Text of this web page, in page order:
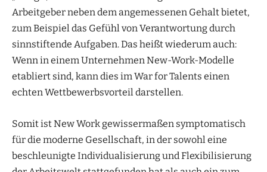
Arbeitgeber neben dem angemessenen Gehalt bietet,
zum Beispiel das Gefühl von Verantwortung durch
sinnstiftende Aufgaben. Das heißt wiederum auch:
Wenn in einem Unternehmen New-Work-Modelle
etabliert sind, kann dies im War for Talents einen
echten Wettbewerbsvorteil darstellen.
Somit ist New Work gewissermaßen symptomatisch
für die moderne Gesellschaft, in der sowohl eine
beschleunigte Individualisierung und Flexibilisierung